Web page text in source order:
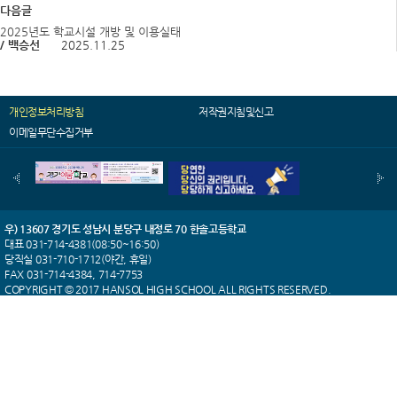
다음글
2025년도 학교시설 개방 및 이용실태
/ 백승선
2025.11.25
개인정보처리방침
저작권지침및신고
이메일무단수집거부
우) 13607 경기도 성남시 분당구 내정로 70 한솔고등학교
대표 031-714-4381(08:50~16:50)
당직실 031-710-1712(야간, 휴일)
FAX 031-714-4384, 714-7753
COPYRIGHT © 2017 HANSOL HIGH SCHOOL ALL RIGHTS RESERVED.